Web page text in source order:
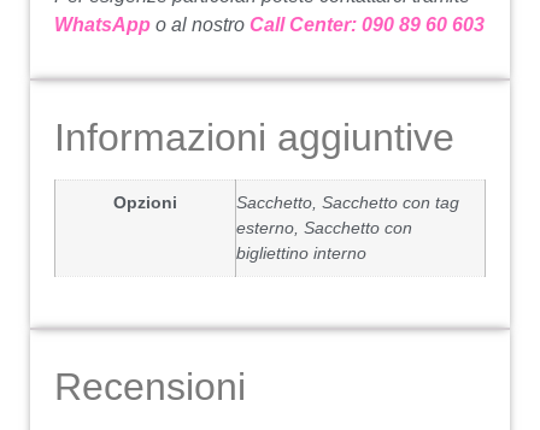
WhatsApp o al nostro Call Center: 090 89 60 603
Informazioni aggiuntive
Opzioni
Sacchetto, Sacchetto con tag
esterno, Sacchetto con
bigliettino interno
Recensioni